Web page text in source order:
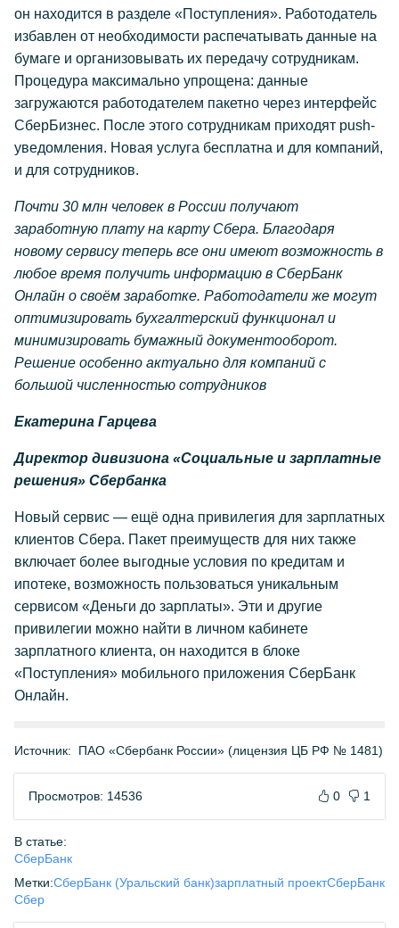
он находится в разделе «Поступления». Работодатель
избавлен от необходимости распечатывать данные на
бумаге и организовывать их передачу сотрудникам.
Процедура максимально упрощена: данные
загружаются работодателем пакетно через интерфейс
СберБизнес. После этого сотрудникам приходят push-
уведомления. Новая услуга бесплатна и для компаний,
и для сотрудников.
Почти 30 млн человек в России получают
заработную плату на карту Сбера. Благодаря
новому сервису теперь все они имеют возможность в
любое время получить информацию в СберБанк
Онлайн о своём заработке. Работодатели же могут
оптимизировать бухгалтерский функционал и
минимизировать бумажный документооборот.
Решение особенно актуально для компаний с
большой численностью сотрудников
Екатерина Гарцева
Директор дивизиона «Социальные и зарплатные
решения» Сбербанка
Новый сервис — ещё одна привилегия для зарплатных
клиентов Сбера. Пакет преимуществ для них также
включает более выгодные условия по кредитам и
ипотеке, возможность пользоваться уникальным
сервисом «Деньги до зарплаты». Эти и другие
привилегии можно найти в личном кабинете
зарплатного клиента, он находится в блоке
«Поступления» мобильного приложения СберБанк
Онлайн.
Источник: ПАО «Сбербанк России» (лицензия ЦБ РФ № 1481)
Просмотров: 14536 0 1
В статье:
СберБанк
Метки:СберБанк (Уральский банк)зарплатный проектСберБанк
Сбер